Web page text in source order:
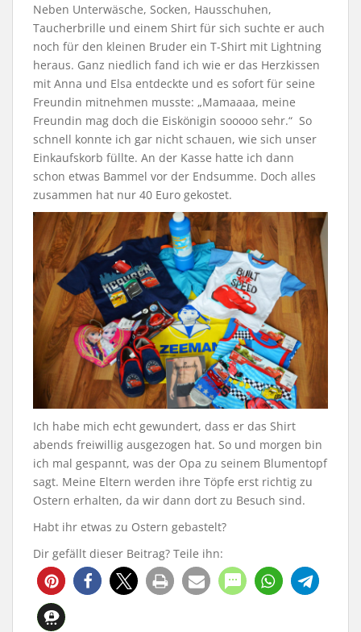
Neben Unterwäsche, Socken, Hausschuhen,
Taucherbrille und einem Shirt für sich suchte er auch
noch für den kleinen Bruder ein T-Shirt mit Lightning
heraus. Ganz niedlich fand ich wie er das Herzkissen
mit Anna und Elsa entdeckte und es sofort für seine
Freundin mitnehmen musste: „Mamaaaa, meine
Freundin mag doch die Eiskönigin sooooo sehr.“ So
schnell konnte ich gar nicht schauen, wie sich unser
Einkaufskorb füllte. An der Kasse hatte ich dann
schon etwas Bammel vor der Endsumme. Doch alles
zusammen hat nur 40 Euro gekostet.
Ich habe mich echt gewundert, dass er das Shirt
abends freiwillig ausgezogen hat. So und morgen bin
ich mal gespannt, was der Opa zu seinem Blumentopf
sagt. Meine Eltern werden ihre Töpfe erst richtig zu
Ostern erhalten, da wir dann dort zu Besuch sind.
Habt ihr etwas zu Ostern gebastelt?
Dir gefällt dieser Beitrag? Teile ihn:
192